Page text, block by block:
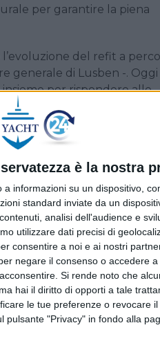
è la nostra
a informazioni su un dispositivo,
standard inviate da un
analisi dell'audience e
utilizzare dati precisi di
consentire a noi e ai nostri
negare il consenso o accedere
Si rende noto che
hai il diritto di opporti a tale
le tue preferenze o revocare
"Privacy" in fondo alla
per garantire la piena
del refit a
generale di Lusben -. Oggi
per rispondere alle
alla continuità del valore nel
e impiantistico. Le
inclusi
Gli interventi
critici e sostituzioni
sistema di
delle
elettronici di bordo per
dell’equipaggio.
e sovrastruttura. Grazie alle
ambientale,
dell’aria e controllo